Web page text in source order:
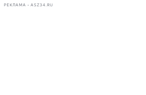
РЕКЛАМА • ASZ34.RU